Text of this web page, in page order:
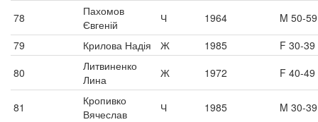
78
Пахомов
Євгеній
Ч 1964
M 50-59
79
Крилова Надія Ж 1985
F 30-39
80
Литвиненко
Лина
Ж 1972 F 40-49
81
Кропивко
Вячеслав
Ч 1985 M 30-39